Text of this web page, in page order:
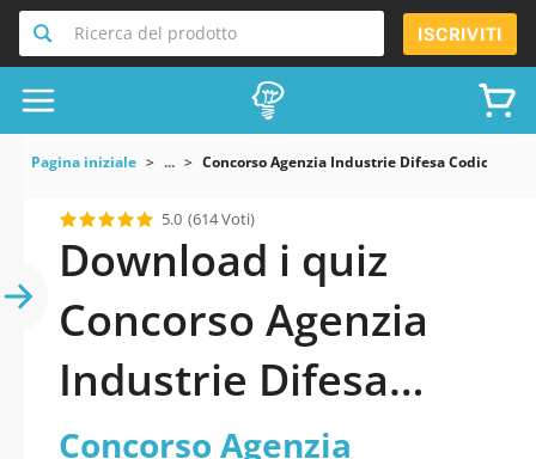
Ricerca del prodotto ISCRIVITI
Pagina iniziale ... Concorso Agenzia Industrie Difesa Codice
5.0 (614 Voti)
Download i quiz
Concorso Agenzia
Industrie Difesa
Codice AT03
Concorso Agenzia